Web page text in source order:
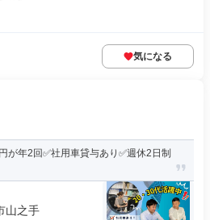
気になる
が年2回✅社用車貸与あり✅週休2日制
山之手